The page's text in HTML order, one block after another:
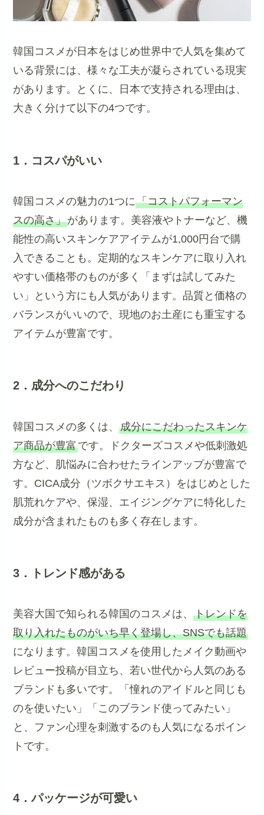
韓国コスメが日本をはじめ世界中で人気を集めて
いる背景には、様々な工夫が凝らされている現実
があります。とくに、日本で支持される理由は、
大きく分けて以下の4つです。
1．コスパがいい
韓国コスメの魅力の1つに「コストパフォーマン
スの高さ」があります。美容液やトナーなど、機
能性の高いスキンケアアイテムが1,000円台で購
入できることも。定期的なスキンケアに取り入れ
やすい価格帯のものが多く「まずは試してみた
い」という方にも人気があります。品質と価格の
バランスがいいので、現地のお土産にも重宝する
アイテムが豊富です。
2．成分へのこだわり
韓国コスメの多くは、成分にこだわったスキンケ
ア商品が豊富です。ドクターズコスメや低刺激処
方など、肌悩みに合わせたラインアップが豊富で
す。CICA成分（ツボクサエキス）をはじめとした
肌荒れケアや、保湿、エイジングケアに特化した
成分が含まれたものも多く存在します。
3．トレンド感がある
美容大国で知られる韓国のコスメは、トレンドを
取り入れたものがいち早く登場し、SNSでも話題
になります。韓国コスメを使用したメイク動画や
レビュー投稿が目立ち、若い世代から人気のある
ブランドも多いです。「憧れのアイドルと同じも
のを使いたい」「このブランド使ってみたい」
と、ファン心理を刺激するのも人気になるポイン
トです。
4．パッケージが可愛い